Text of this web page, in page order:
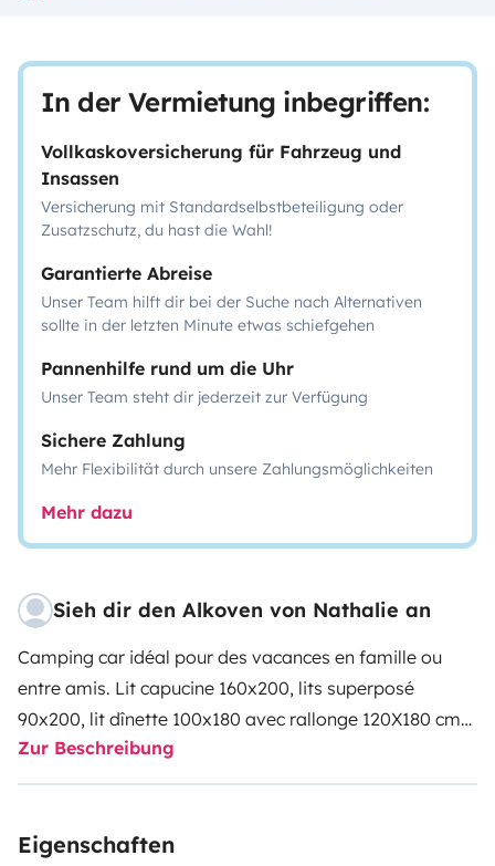
In der Vermietung inbegriffen:
Vollkaskoversicherung für Fahrzeug und
Insassen
Versicherung mit Standardselbstbeteiligung oder
Zusatzschutz, du hast die Wahl!
Garantierte Abreise
Unser Team hilft dir bei der Suche nach Alternativen
sollte in der letzten Minute etwas schiefgehen
Pannenhilfe rund um die Uhr
Unser Team steht dir jederzeit zur Verfügung
Sichere Zahlung
Mehr Flexibilität durch unsere Zahlungsmöglichkeiten
Mehr dazu
Sieh dir den Alkoven von Nathalie an
Camping car idéal pour des vacances en famille ou
entre amis. Lit capucine 160x200, lits superposé
90x200, lit dînette 100x180 avec rallonge 120X180 cm
(avec protections matelas). Nombreux coffres de
rangements et une grande penderie. Cuisine 3 feux gaz,
vaisselle pour 8 pers avec batterie de cuisine, machine
Zur Beschreibung
Eigenschaften